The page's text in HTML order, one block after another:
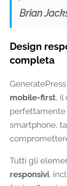
Brian
Design
completa
mobile-first, il
smartphone,
Tutti gli
responsivi,